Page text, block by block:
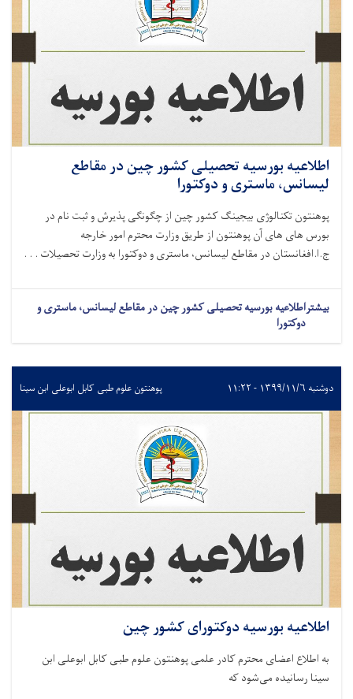
اطلاعیه بورسیه تحصیلی کشور چین در مقاطع
لیسانس، ماستری و دوکتورا
پوهنتون تکنالوژی بیجینگ کشور چین از چگونگی پذیرش و ثبت نام در
بورس های های آن پوهنتون از طریق وزارت محترم امور خارجه
ج.ا.افغانستان در مقاطع لیسانس، ماستری و دوکتورا به وزارت تحصیلات . . .
بیشتراطلاعیه بورسیه تحصیلی کشور چین در مقاطع لیسانس، ماستری و
دوکتورا
دوشنبه ۱۳۹۹/۱۱/۶ - ۱۱:۲۲ پوهنتون علوم طبی کابل ابوعلی ابن سینا
اطلاعیه بورسیه دوکتورای کشور چین
به اطلاع اعضای محترم کادر علمی پوهنتون علوم طبی کابل ابوعلی ابن
سینا رسانیده می‌شود که